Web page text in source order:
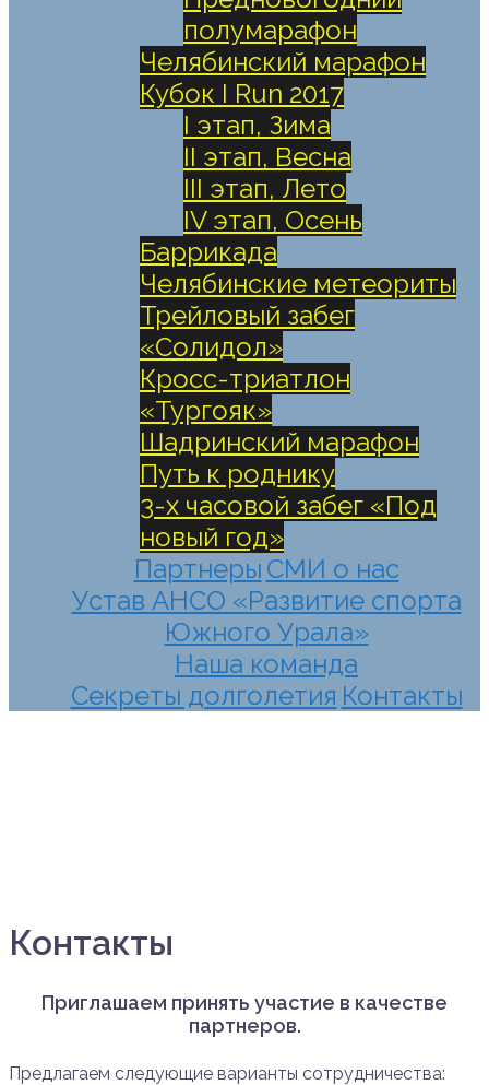
полумарафон
Челябинский марафон
Кубок I Run 2017
I этап, Зима
II этап, Весна
III этап, Лето
IV этап, Осень
Баррикада
Челябинские метеориты
Трейловый забег
«Солидол»
Кросс-триатлон
«Тургояк»
Шадринский марафон
Путь к роднику
3-х часовой забег «Под
новый год»
Партнеры СМИ о нас
Устав АНСО «Развитие спорта
Южного Урала»
Наша команда
Секреты долголетия Контакты
Контакты
Приглашаем принять участие в качестве
партнеров.
Предлагаем следующие варианты сотрудничества: